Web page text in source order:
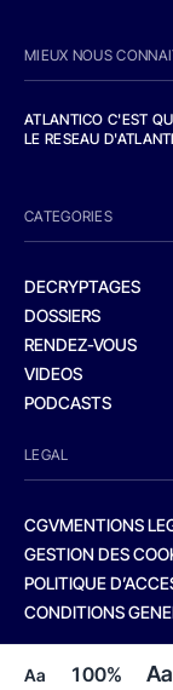
Aa 100% Aa
MIEUX NOUS
ATLANTICO C'EST
LE RESEAU
CATEGORIES
DECRYPTAGES
DOSSIERS
RENDEZ-VOUS
VIDEOS
PODCASTS
LEGAL
CGVMENTIONS
GESTION DES
POLITIQUE
CONDITIONS